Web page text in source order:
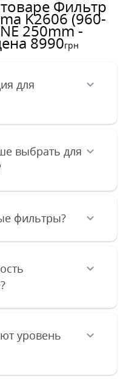
Фильтр
K2606 (960-
250mm -
8990грн
для
выбрать для
фильтры?
уровень